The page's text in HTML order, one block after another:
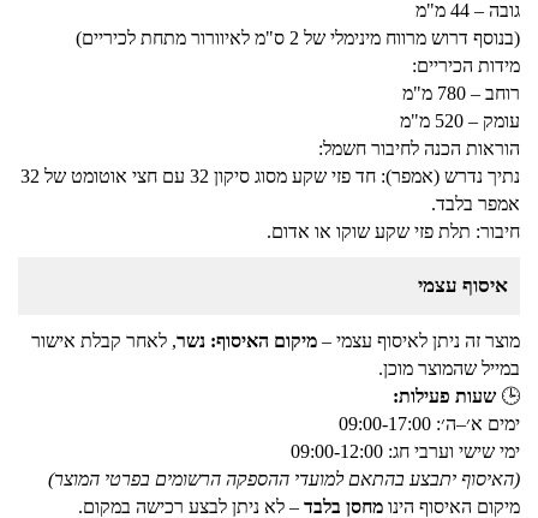
גובה – 44 מ"מ
(בנוסף דרוש מרווח מינימלי של 2 ס"מ לאיוורור מתחת לכיריים)
מידות הכיריים:
רוחב – 780 מ"מ
עומק – 520 מ"מ
הוראות הכנה לחיבור חשמל:
נתיך נדרש (אמפר): חד פזי שקע מסוג סיקון 32 עם חצי אוטומט של 32
אמפר בלבד.
חיבור: תלת פזי שקע שוקו או אדום.
איסוף עצמי
מוצר זה ניתן לאיסוף עצמי – מיקום האיסוף: נשר, לאחר קבלת אישור
במייל שהמוצר מוכן.
🕒 שעות פעילות:
ימים א׳–ה׳: 09:00-17:00
ימי שישי וערבי חג: 09:00-12:00
(האיסוף יתבצע בהתאם למועדי ההספקה הרשומים בפרטי המוצר)
מיקום האיסוף הינו מחסן בלבד – לא ניתן לבצע רכישה במקום.